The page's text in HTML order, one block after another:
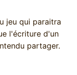
jeu qui paraitra
l'écriture d'un
partager.